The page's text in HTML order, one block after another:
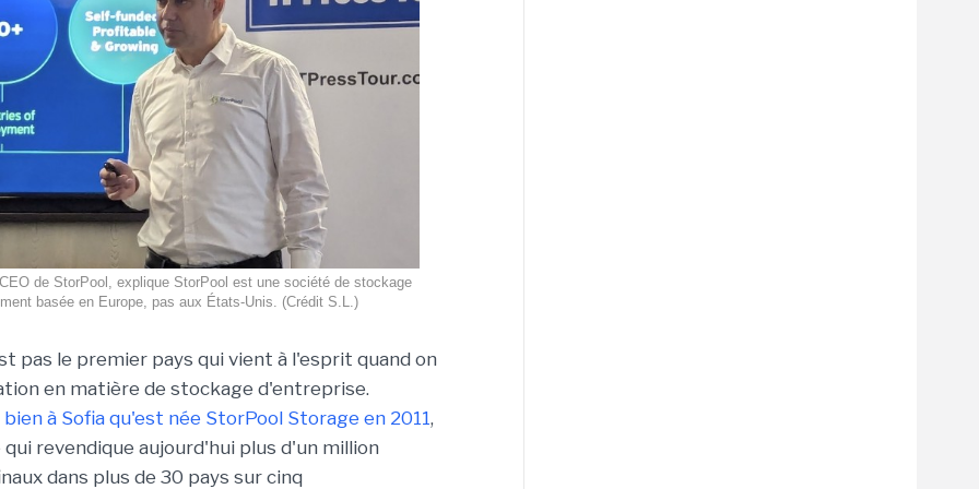
de StorPool, explique StorPool est une société de stockage
basée en Europe, pas aux États-Unis. (Crédit S.L.)
pas le premier pays qui vient à l'esprit quand on
en matière de stockage d'entreprise.
à Sofia qu'est née StorPool Storage en 2011,
revendique aujourd'hui plus d'un million
dans plus de 30 pays sur cinq